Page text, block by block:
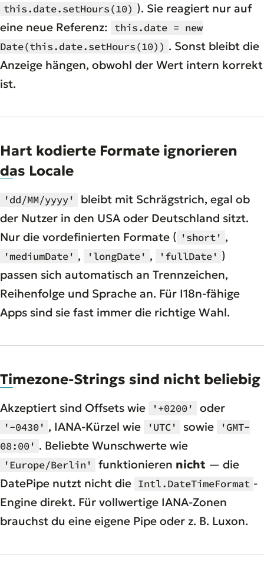
this.date.setHours(10) ). Sie reagiert nur auf
eine neue Referenz: this.date = new
Date(this.date.setHours(10)) . Sonst bleibt die
Anzeige hängen, obwohl der Wert intern korrekt
ist.
Hart kodierte Formate ignorieren
das Locale
'dd/MM/yyyy'
bleibt mit Schrägstrich, egal ob
der Nutzer in den USA oder Deutschland sitzt.
Nur die vordefinierten Formate ( 'short' ,
'mediumDate' , 'longDate' , 'fullDate' )
passen sich automatisch an Trennzeichen,
Reihenfolge und Sprache an. Für I18n-fähige
Apps sind sie fast immer die richtige Wahl.
Timezone-Strings sind nicht beliebig
Akzeptiert sind Offsets wie '+0200' oder
'-0430' , IANA-Kürzel wie 'UTC' sowie
'GMT-
08:00' . Beliebte Wunschwerte wie
'Europe/Berlin' funktionieren nicht — die
DatePipe nutzt nicht die Intl.DateTimeFormat -
Engine direkt. Für vollwertige IANA-Zonen
brauchst du eine eigene Pipe oder z. B. Luxon.